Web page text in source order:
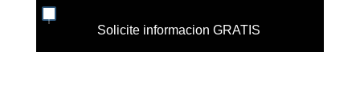
Solicite informacion GRATIS